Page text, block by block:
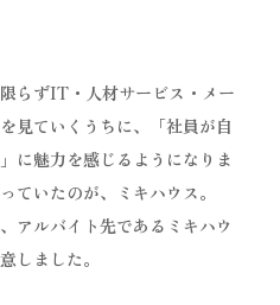
らずIT・人材サービス・メー
見ていくうちに、「社員が自
に魅力を感じるようになりま
ていたのが、ミキハウス。
アルバイト先であるミキハウ
しました。